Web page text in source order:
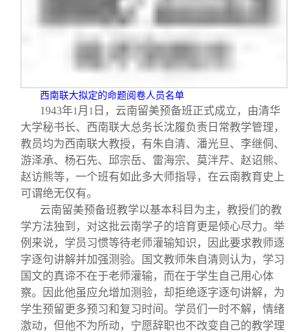
西南联大拟定的命题阅卷人员名单
1943年1 月 1 日，云南留美预备班正式成立，由清华
大学秘书长、西南联大总务长沈履负责日常教学管理，
教员均为西南联大教授，有朱自清、潘光旦、李继侗、
游泽承、杨石先、邱宗岳、雷海宗、莫泮芹、赵诏熊、
赵访熊等，一个班有如此多大师指导，在云南教育史上
可谓绝无仅有。
云南留美预备班教学以基本科目为主，教授们的教
学方法独到，对这批云南学子的培育更是倾心尽力。举
例来说，学员习惯等待老师灌输知识，因此要求教师逐
字逐句讲解并加强测验。国文教师朱自清则认为，学习
国文的真谛不在于老师灌输，而在于学生自己用心体
察。因此他虽应允增加测验，却拒绝逐字逐句讲解，为
学生预留更多预习和复习时间。学员们一时不解，情绪
激动，但他不为所动，宁愿辞职也不改变自己的教学理